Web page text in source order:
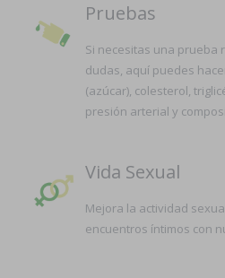
Pruebas
Si necesitas una prueba
dudas, aquí puedes
(azúcar), colesterol,
presión arterial y
Vida Sexual
Mejora la actividad
encuentros íntimos con